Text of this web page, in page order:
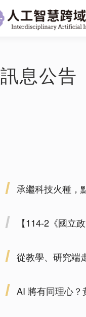
訊息公告
承繼科技火種，
【114-2《國立
從教學、研究端
AI 將有同理心